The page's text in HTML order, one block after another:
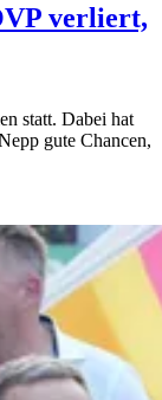
verliert,
statt. Dabei hat
gute Chancen,